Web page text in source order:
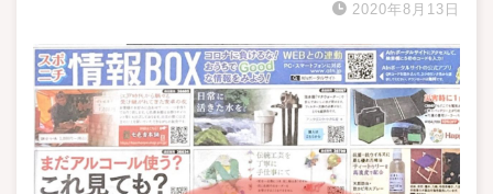
2020年8月13日